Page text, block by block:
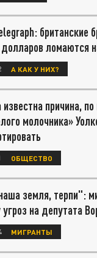
британские
ломаются
А КАК У НИХ?
известна причина,
молочника»
ОБЩЕСТВО
земля, терпи":
угроз на депутата
МИГРАНТЫ